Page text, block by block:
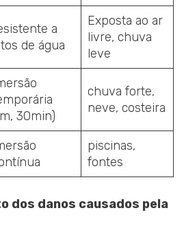
a
de água
Exposta ao ar
livre, chuva
leve
30min)
chuva forte,
neve, costeira
piscinas,
fontes
dos danos causados pela